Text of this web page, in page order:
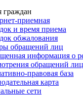
граждан
приемная
и время приема
обжалования
обращений лиц
информация о
обращений
правовая база
карта
сети